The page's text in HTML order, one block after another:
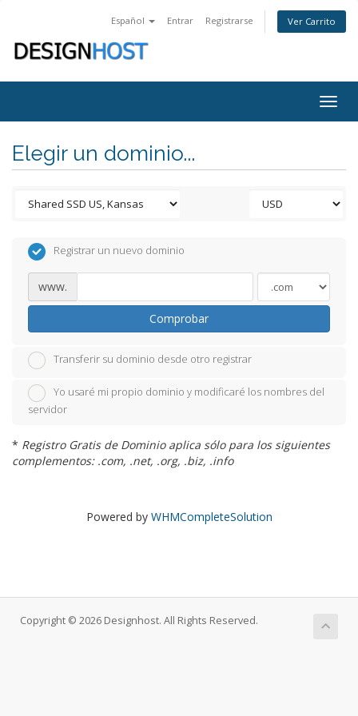
Español Entrar Registrarse Ver Carrito
Elegir un dominio...
Registrar un nuevo dominio
www.
Comprobar
Transferir su dominio desde otro registrar
Yo usaré mi propio dominio y modificaré los nombres del
servidor
* Registro Gratis de Dominio aplica sólo para los siguientes
complementos: .com, .net, .org, .biz, .info
Powered by WHMCompleteSolution
Copyright © 2026 Designhost. All Rights Reserved.